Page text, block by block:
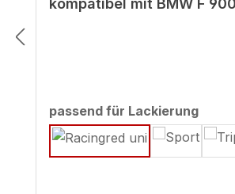
kompatibel mit BMW F
passend für Lackierung